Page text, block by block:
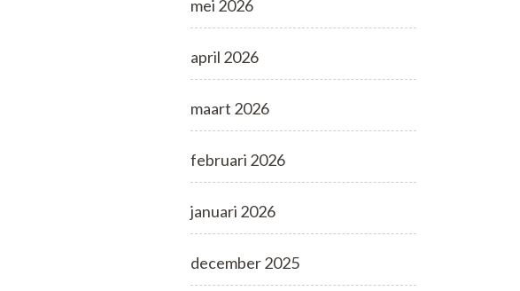
mei 2026
april 2026
maart 2026
februari 2026
januari 2026
december 2025